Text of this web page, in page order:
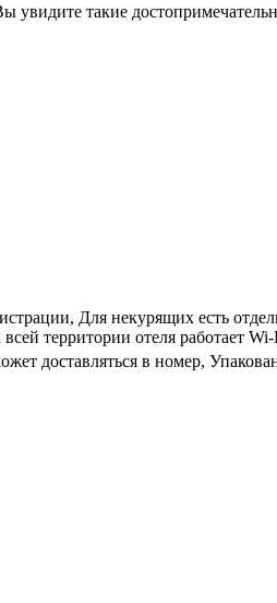
увидите такие
Для некурящих есть
территории отеля работает Wi-
доставляться в номер,